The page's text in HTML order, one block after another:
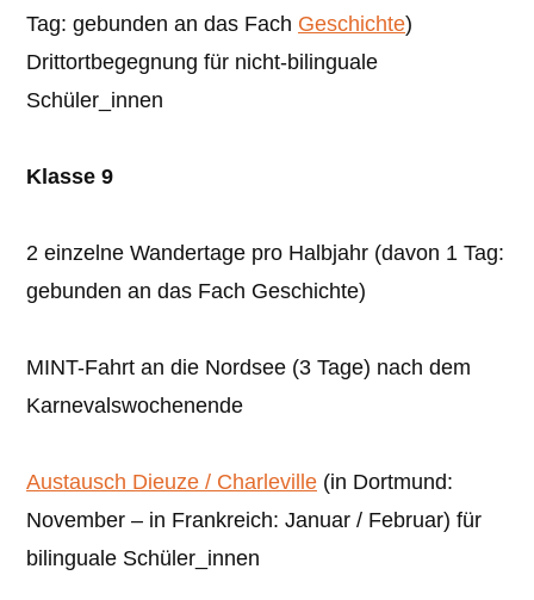
Tag: gebunden an das Fach Geschichte)
Drittortbegegnung für nicht-bilinguale
Schüler_innen
Klasse 9
2 einzelne Wandertage pro Halbjahr (davon 1 Tag:
gebunden an das Fach Geschichte)
MINT-Fahrt an die Nordsee (3 Tage) nach dem
Karnevalswochenende
Austausch Dieuze / Charleville (in Dortmund:
November – in Frankreich: Januar / Februar) für
bilinguale Schüler_innen